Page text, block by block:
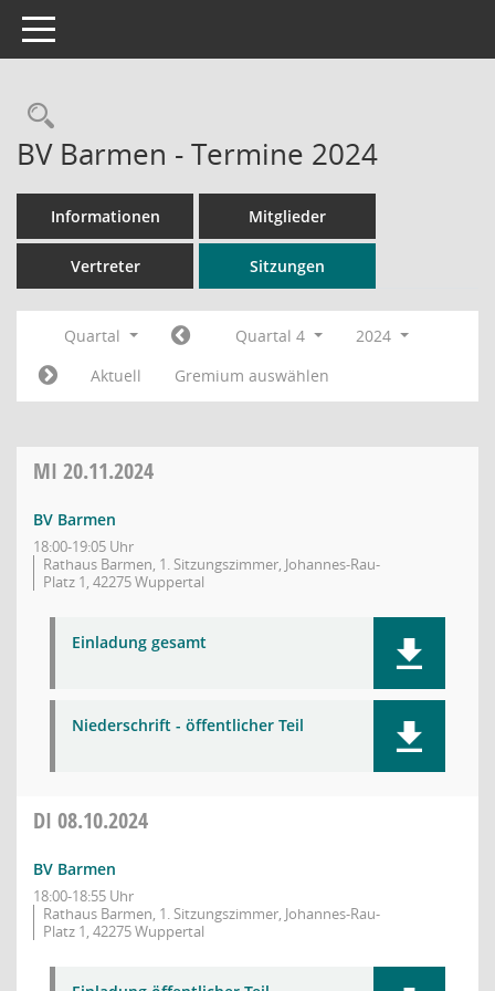
Toggle navigation
Rechercheauswahl
BV Barmen - Termine 2024
Informationen Mitglieder
Vertreter Sitzungen
Quartal Quartal 4
2024
Aktuell
Gremium auswählen
MI 20.11.2024
BV Barmen
18:00-19:05 Uhr
Rathaus Barmen, 1. Sitzungszimmer, Johannes-Rau-
Platz 1, 42275 Wuppertal
Einladung gesamt
Niederschrift - öffentlicher Teil
DI 08.10.2024
BV Barmen
18:00-18:55 Uhr
Rathaus Barmen, 1. Sitzungszimmer, Johannes-Rau-
Platz 1, 42275 Wuppertal